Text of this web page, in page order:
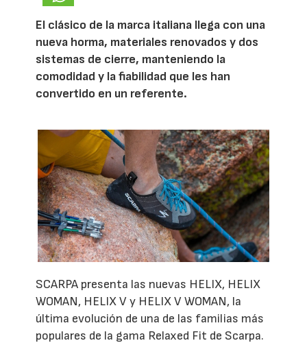
El clásico de la marca italiana llega con una
nueva horma, materiales renovados y dos
sistemas de cierre, manteniendo la
comodidad y la fiabilidad que les han
convertido en un referente.
SCARPA presenta las nuevas HELIX, HELIX
WOMAN, HELIX V y HELIX V WOMAN, la
última evolución de una de las familias más
populares de la gama Relaxed Fit de Scarpa.